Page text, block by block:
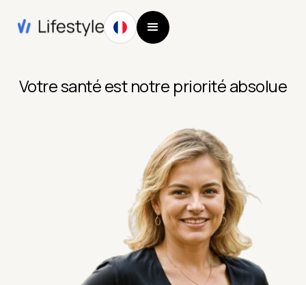
Votre santé est notre priorité absolue